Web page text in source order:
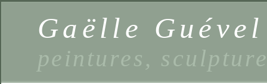
Gaëlle
peintures,